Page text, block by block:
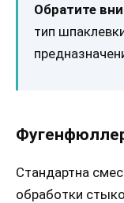
Обратите
тип
Стандартна
обработки